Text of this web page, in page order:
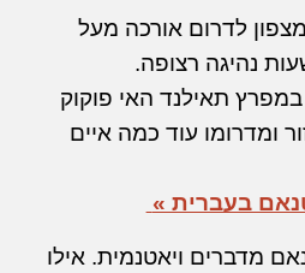
לדרום אורכה מעל
במפרץ תאילנד האי פוקוק
ומדרומו עוד כמה איים
בעברית »
מדברים ויאטנמית. אילו